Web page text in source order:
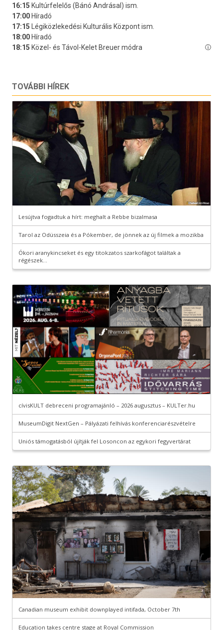
TOVÁBBI HÍREK